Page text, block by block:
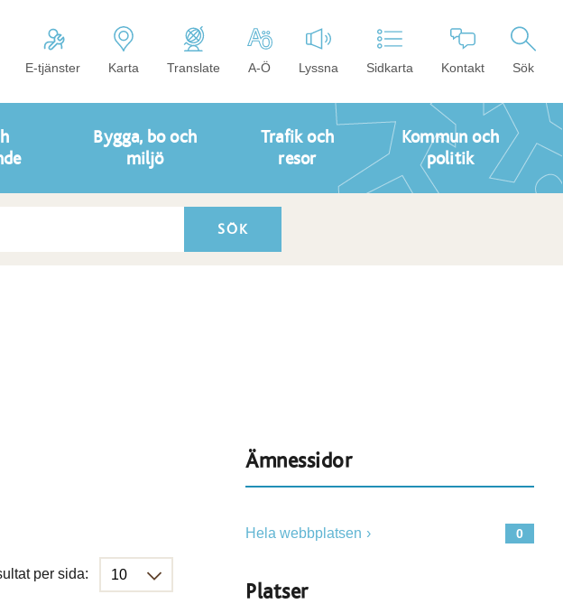
E-tjänster Karta Translate A-Ö Lyssna Sidkarta Kontakt Sök
Bygga, bo och
miljö
Trafik och
resor
Kommun och
politik
per sida:
Ämnessidor
0
Hela webbplatsen
Platser